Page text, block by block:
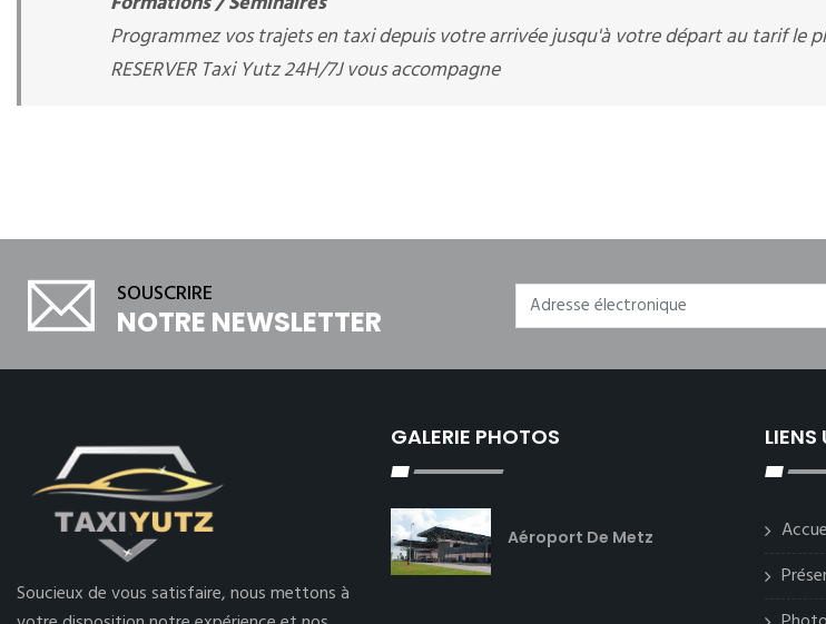
Programmez vos trajets en taxi depuis votre arrivée jusqu'à votre départ au tarif le
RESERVER Taxi Yutz 24H/7J vous accompagne
SOUSCRIRE
NOTRE NEWSLETTER
Soucieux de vous satisfaire, nous mettons à
GALERIE PHOTOS
Aéroport De Metz
LIENS